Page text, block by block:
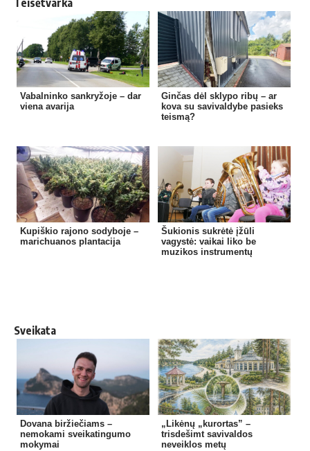
Teisėtvarka
Vabalninko sankryžoje – dar
viena avarija
Ginčas dėl sklypo ribų – ar
kova su savivaldybe pasieks
teismą?
Kupiškio rajono sodyboje –
marichuanos plantacija
Šukionis sukrėtė įžūli
vagystė: vaikai liko be
muzikos instrumentų
Sveikata
Dovana biržiečiams –
nemokami sveikatingumo
mokymai
„Likėnų „kurortas” –
trisdešimt savivaldos
neveiklos metų